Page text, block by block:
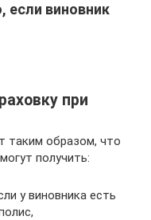
если виновник
при
таким образом, что
получить:
у виновника есть